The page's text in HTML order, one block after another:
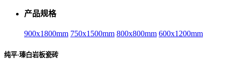
产品规格
900x1800mm 750x1500mm 800x800mm 600x1200mm
纯平·瑧白岩板瓷砖